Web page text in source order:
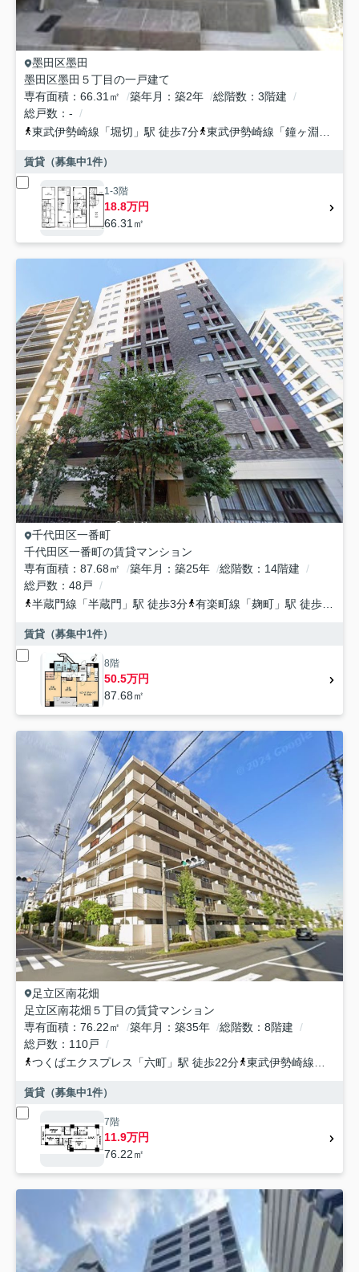
墨田区墨田
墨田区墨田５丁目の一戸建て
専有面積
66.31㎡ 築年月 築2年 総階数
3階建
総戸数
-
東武伊勢崎線 「堀切 」駅 徒歩7分 東武伊勢崎線 「鐘ヶ淵
賃貸（募集中1件）
1-3階
18.8万円
66.31㎡
千代田区一番町
千代田区一番町の賃貸マンション
専有面積
87.68㎡ 築年月 築25年 総階数
14階建
総戸数
48戸
半蔵門線 「半蔵門 」駅 徒歩3分 有楽町線 「麹町 」駅 徒歩9分
賃貸（募集中1件）
8階
50.5万円
87.68㎡
足立区南花畑
足立区南花畑５丁目の賃貸マンション
専有面積
76.22㎡ 築年月 築35年 総階数
8階建
総戸数
110戸
つくばエクスプレス
「六町 」駅 徒歩22分 東武伊勢崎線
賃貸（募集中1件）
7階
11.9万円
76.22㎡